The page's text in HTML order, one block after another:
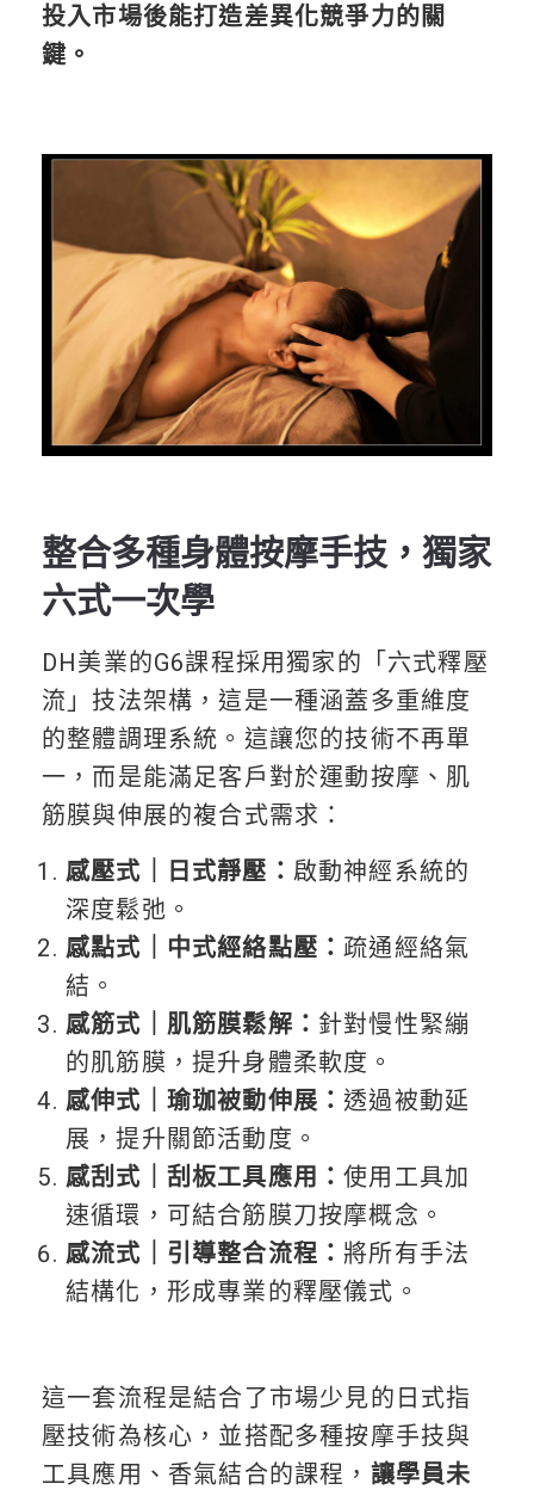
投入市場後能打造差異化競爭力的關
鍵。
整合多種身體按摩手技，獨家
六式一次學
DH美業的G6課程採用獨家的「六式釋壓
流」技法架構，這是一種涵蓋多重維度
的整體調理系統。這讓您的技術不再單
一，而是能滿足客戶對於運動按摩、肌
筋膜與伸展的複合式需求：
感壓式｜日式靜壓： 啟動神經系統的
深度鬆弛。
感點式｜中式經絡點壓：疏通經絡氣
結。
感筋式｜肌筋膜鬆解： 針對慢性緊繃
的肌筋膜，提升身體柔軟度。
感伸式｜瑜珈被動伸展：透過被動延
展，提升關節活動度。
感刮式｜刮板工具應用：使用工具加
速循環，可結合筋膜刀按摩概念。
感流式｜引導整合流程：將所有手法
結構化，形成專業的釋壓儀式。
這一套流程是結合了市場少見的日式指
壓技術為核心，並搭配多種按摩手技與
工具應用、香氣結合的課程， 讓學員未